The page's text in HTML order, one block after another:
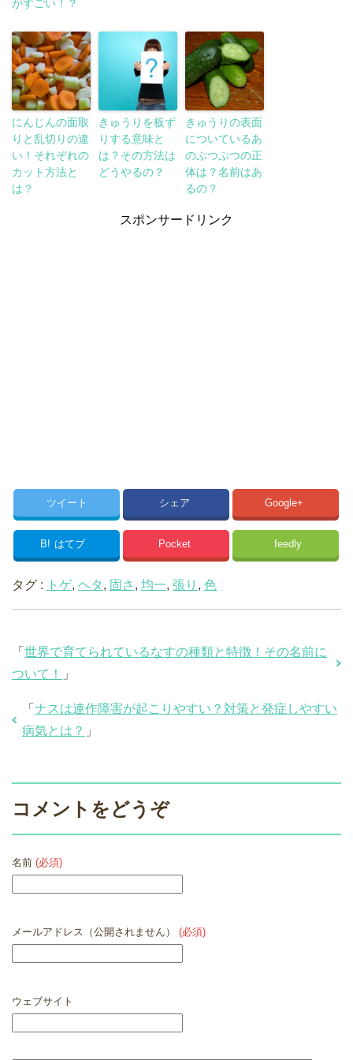
がすごい！？
にんじんの面取
りと乱切りの違
い！それぞれの
カット方法と
は？
きゅうりを板ず
りする意味と
は？その方法は
どうやるの？
きゅうりの表面
についているあ
のぶつぶつの正
体は？名前はあ
るの？
スポンサードリンク
ツイート シェア Google+
B! はてブ Pocket feedly
タグ : トゲ, ヘタ , 固さ , 均一, 張り , 色
「 世界で育てられているなすの種類と特徴！その名前に
ついて！
」
「 ナスは連作障害が起こりやすい？対策と発症しやすい
病気とは？ 」
コメントをどうぞ
名前 (必須)
メールアドレス（公開されません） (必須)
ウェブサイト